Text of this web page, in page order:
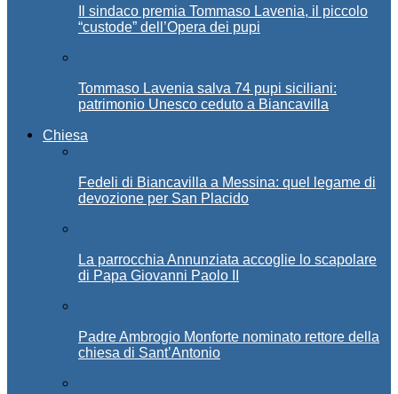
Il sindaco premia Tommaso Lavenia, il piccolo
“custode” dell’Opera dei pupi
Tommaso Lavenia salva 74 pupi siciliani:
patrimonio Unesco ceduto a Biancavilla
Chiesa
Fedeli di Biancavilla a Messina: quel legame di
devozione per San Placido
La parrocchia Annunziata accoglie lo scapolare
di Papa Giovanni Paolo II
Padre Ambrogio Monforte nominato rettore della
chiesa di Sant’Antonio